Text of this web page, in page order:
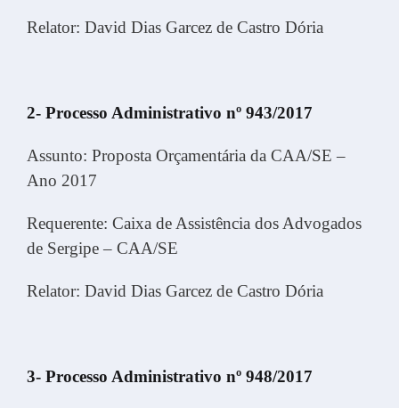
Relator: David Dias Garcez de Castro Dória
2- Processo Administrativo nº 943/2017
Assunto: Proposta Orçamentária da CAA/SE –
Ano 2017
Requerente: Caixa de Assistência dos Advogados
de Sergipe – CAA/SE
Relator: David Dias Garcez de Castro Dória
3- Processo Administrativo nº 948/2017